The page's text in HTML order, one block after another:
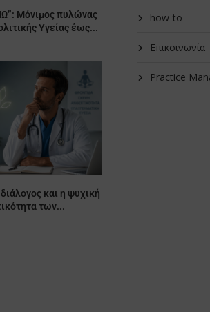
Μόνιμος πυλώνας
Υγείας έως...
και η ψυχική
των...
how-to
Επικοινωνία
Practice